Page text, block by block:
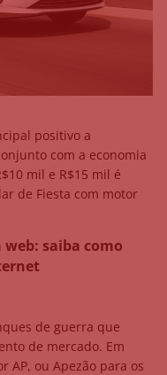
positivo a
com a economia
mil e R$15 mil é
de Fiesta com motor
web: saiba como
de guerra que
de mercado. Em
AP, ou Apezão para os